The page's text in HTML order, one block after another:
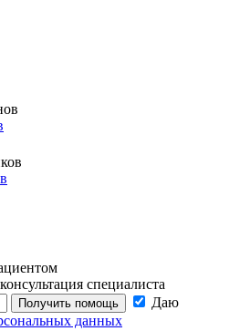
консультация специалиста
Получить помощь
Даю
данных